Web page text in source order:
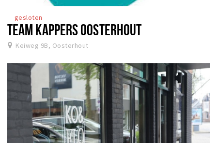
gesloten
TEAM KAPPERS OOSTERHOUT
Keiweg 9B, Oosterhout